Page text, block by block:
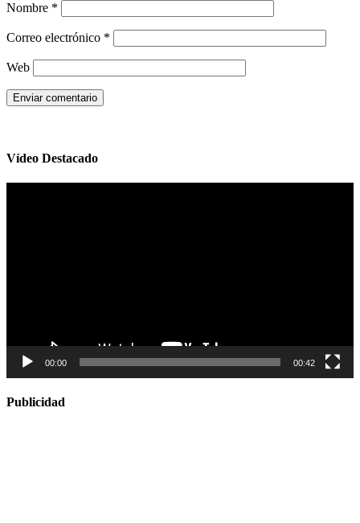
Nombre *
Correo electrónico *
Web
Vídeo Destacado
00:00 00:42
Publicidad